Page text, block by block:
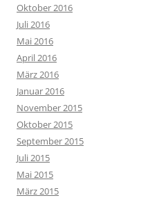
Oktober 2016
Juli 2016
Mai 2016
April 2016
März 2016
Januar 2016
November 2015
Oktober 2015
September 2015
Juli 2015
Mai 2015
März 2015